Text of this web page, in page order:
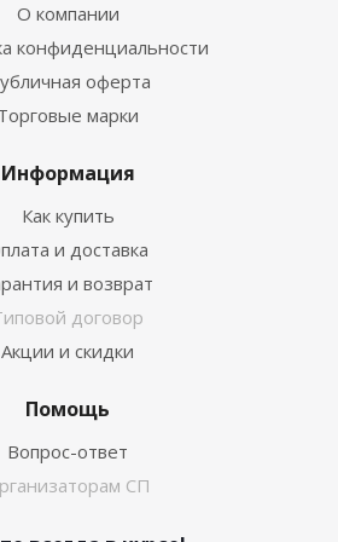
О компании
конфиденциальности
оферта
марки
Информация
Как купить
и доставка
и возврат
договор
Акции и скидки
Помощь
Вопрос-ответ
СП